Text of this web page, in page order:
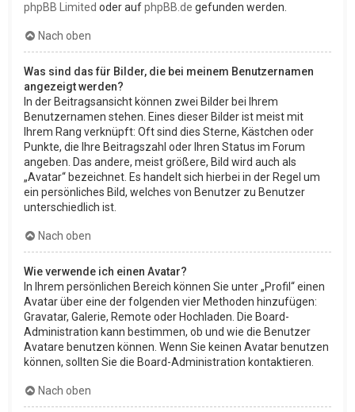
phpBB Limited oder aufphpBB.de gefunden werden.
Nach oben
Was sind das für Bilder, die bei meinem Benutzernamen
angezeigt werden?
In der Beitragsansicht können zwei Bilder bei Ihrem
Benutzernamen stehen. Eines dieser Bilder ist meist mit
Ihrem Rang verknüpft: Oft sind dies Sterne, Kästchen oder
Punkte, die Ihre Beitragszahl oder Ihren Status im Forum
angeben. Das andere, meist größere, Bild wird auch als
„Avatar“ bezeichnet. Es handelt sich hierbei in der Regel um
ein persönliches Bild, welches von Benutzer zu Benutzer
unterschiedlich ist.
Nach oben
Wie verwende ich einen Avatar?
In Ihrem persönlichen Bereich können Sie unter „Profil“ einen
Avatar über eine der folgenden vier Methoden hinzufügen:
Gravatar, Galerie, Remote oder Hochladen. Die Board-
Administration kann bestimmen, ob und wie die Benutzer
Avatare benutzen können. Wenn Sie keinen Avatar benutzen
können, sollten Sie die Board-Administration kontaktieren.
Nach oben